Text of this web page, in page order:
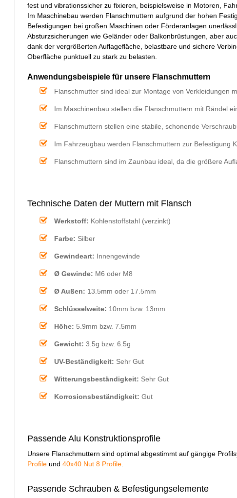
fest und vibrationssicher zu fixieren, beispielsweise in Motoren,
Im Maschinebau werden Flanschmuttern aufgrund der hohen
Befestigungen bei großen Maschinen oder Förderanlagen
Absturzsicherungen wie Geländer oder Balkonbrüstungen, aber
dank der vergrößerten Auflagefläche, belastbare und sichere
Oberfläche punktuell zu stark zu belasten.
Anwendungsbeispiele für unsere Flanschmuttern
Flanschmutter sind ideal zur Montage von Verkleidungen
Im Maschinenbau stellen die Flanschmuttern mit Rändel
Flanschmuttern stellen eine stabile, schonende
Im Fahrzeugbau werden Flanschmuttern zur Befestigung
Flanschmuttern sind im Zaunbau ideal, da die größere
Technische Daten der Muttern mit Flansch
Werkstoff: Kohlenstoffstahl (verzinkt)
Farbe: Silber
Gewindeart: Innengewinde
Ø Gewinde: M6 oder M8
Ø Außen: 13.5mm oder 17.5mm
Schlüsselweite: 10mm bzw. 13mm
Höhe: 5.9mm bzw. 7.5mm
Gewicht: 3.5g bzw. 6.5g
UV-Beständigkeit: Sehr Gut
Witterungsbeständigkeit: Sehr Gut
Korrosionsbeständigkeit: Gut
Passende Alu Konstruktionsprofile
Unsere Flanschmuttern sind optimal abgestimmt auf gängige
Profile und 40x40 Nut 8 Profile.
Passende Schrauben & Befestigungselemente